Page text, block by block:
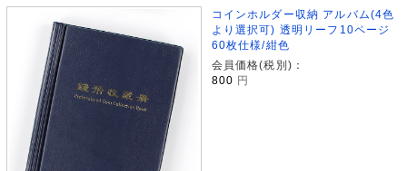
コインホルダー収納 アルバム(4色
より選択可) 透明リーフ10ページ
60枚仕様/紺色
会員価格(税別)：
800 円